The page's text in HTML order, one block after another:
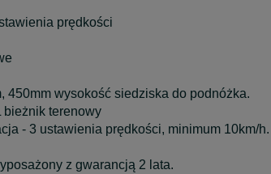
prędkości
450mm wysokość siedziska do podnóżka.
bieżnik terenowy
- 3 ustawienia prędkości, minimum 10km/h.
z gwarancją 2 lata.